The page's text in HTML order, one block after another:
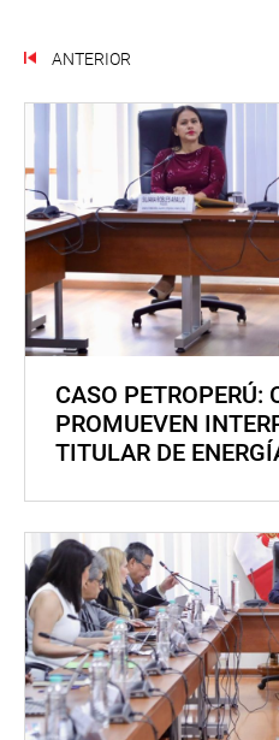
ANTERIOR
CASO PETROPERÚ:
PROMUEVEN
TITULAR DE